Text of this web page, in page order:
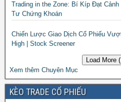
Trading in the Zone: Bí Kíp Đạt
Tư Chứng Khoán
Chiến Lược Giao Dịch Cổ Phiếu
High | Stock Screener
Load More
Xem thêm Chuyên Mục
KÈO TRADE CỔ PHIẾU